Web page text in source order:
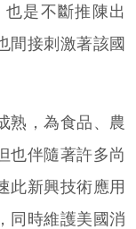
是不斷推陳出
間接刺激著該國
，為食品、農
也伴隨著許多尚
此新興技術應用
同時維護美國消